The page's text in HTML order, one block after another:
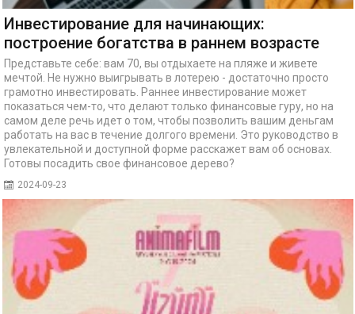
Инвестирование для начинающих:
построение богатства в раннем возрасте
Представьте себе: вам 70, вы отдыхаете на пляже и живете
мечтой. Не нужно выигрывать в лотерею - достаточно просто
грамотно инвестировать. Раннее инвестирование может
показаться чем-то, что делают только финансовые гуру, но на
самом деле речь идет о том, чтобы позволить вашим деньгам
работать на вас в течение долгого времени. Это руководство в
увлекательной и доступной форме расскажет вам об основах.
Готовы посадить свое финансовое дерево?
2024-09-23